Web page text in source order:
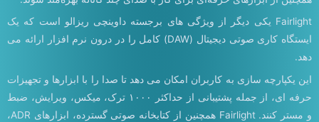
Fairlight یکی دیگر از ویژگی های برجسته داوینچی ریزالو است که یک
ایستگاه کاری صوتی دیجیتال (DAW) کامل را در درون نرم افزار ارائه می
دهد.
این یکپارچه سازی به کاربران امکان می دهد تا صدا را با ابزارها و تجهیزات
حرفه ای، از جمله پشتیبانی از حداکثر ۱۰۰۰ ترک، میکس، ویرایش، ضبط
و مستر کنند. Fairlight همچنین از کتابخانه صوتی گسترده، ابزارهای ADR،